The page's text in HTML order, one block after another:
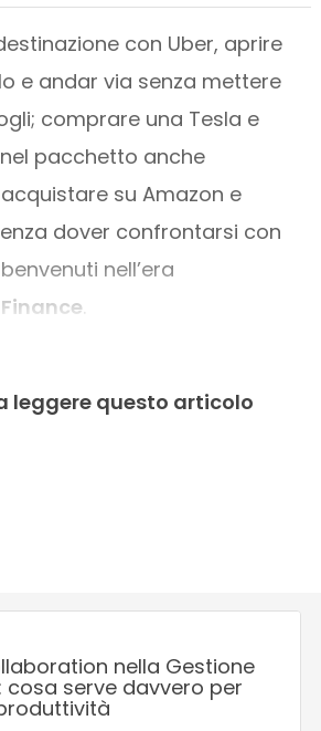
con Uber, aprire
e andar via senza mettere
comprare una Tesla e
pacchetto anche
acquistare su Amazon e
dover confrontarsi con
nell’era
.
leggere questo articolo
nella Gestione
cosa serve davvero per